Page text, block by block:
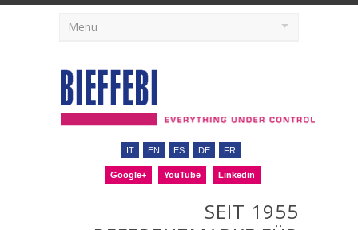
Menu
IT EN ES DE FR
Google+ YouTube Linkedin
SEIT 1955